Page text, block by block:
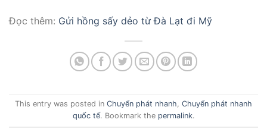
Đọc thêm: Gửi hồng sấy dẻo từ Đà Lạt đi Mỹ
This entry was posted in Chuyển phát nhanh Chuyển phát nhanh
quốc tế. Bookmark the permalink.